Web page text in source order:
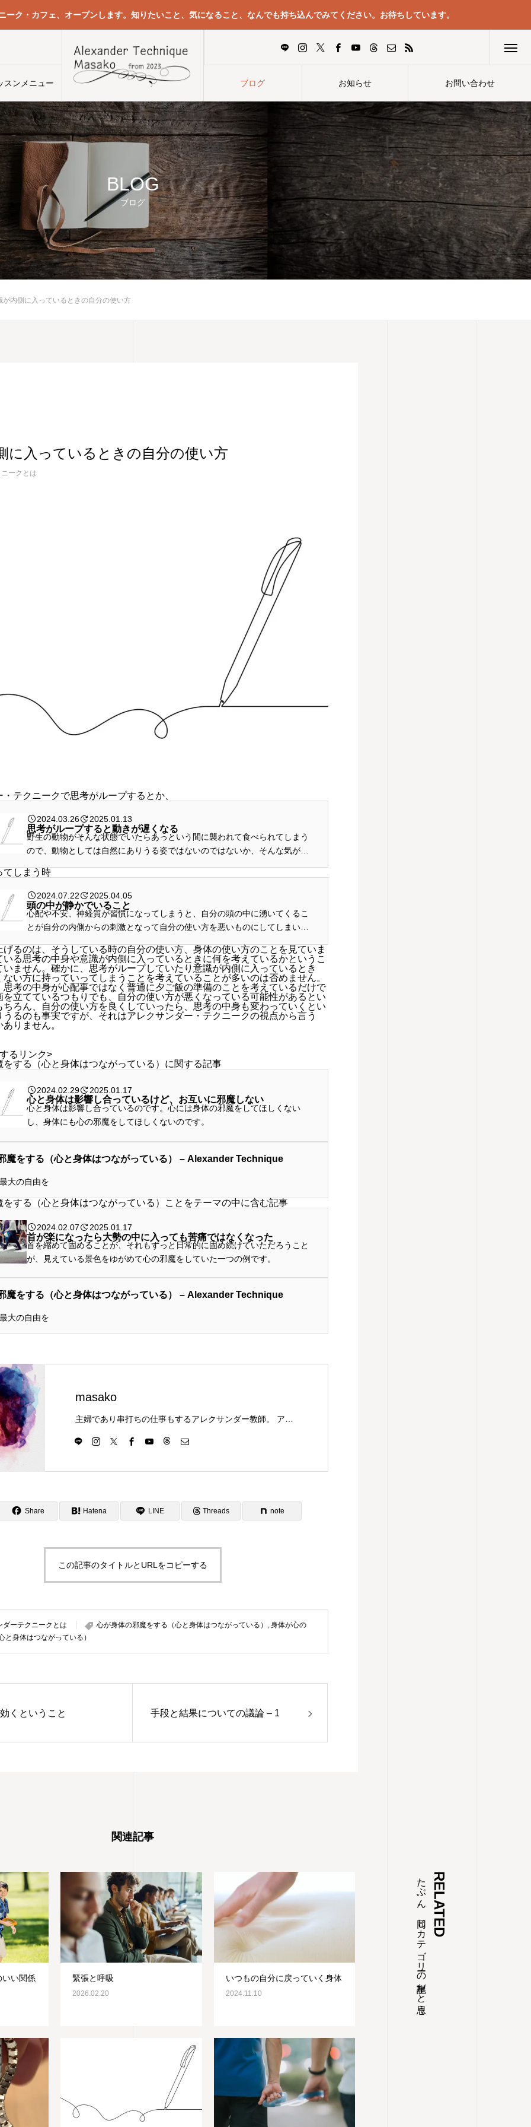
ク・カフェ、オープンします。知りたいこと、気になること、なんでも持ち込んでみてください。お待ちしています。
スンメニュー ブログ お知らせ お問い合わせ
間違った自分の使い方と正しい自分の使い方は、異なる2つの山の頂上
右に傾いているのを左に傾けることで治るとは限らないということ
BLOG
ブログ
が内側に入っているときの自分の使い方
に入っているときの自分の使い方
ークとは
テクニークで思考がループするとか、
2024.03.26 2025.01.13
思考がループすると動きが遅くなる
野生の動物がそんな状態でいたらあっという間に襲われて食べられてしまう
ので、動物としては自然にありうる姿ではないのではないか、そんな気がし
てしまう時
2024.07.22 2025.04.05
頭の中が静かでいること
心配や不安、神経質が習慣になってしまうと、自分の頭の中に湧いてくるこ
とが自分の内側からの刺激となって自分の使い方を悪いものにしてしまいま
げるのは、そうしている時の自分の使い方、身体の使い方のことを見ていま
いる思考の中身や意識が内側に入っているときに何を考えているかというこ
いません。確かに、思考がループしていたり意識が内側に入っているとき
い方に持っていってしまうことを考えていることが多いのは否めません。
思考の中身が心配事ではなく普通に夕ご飯の準備のことを考えているだけで
を立てているつもりでも、自分の使い方が悪くなっている可能性があるとい
ちろん、自分の使い方を良くしていったら、思考の中身も変わっていくとい
うるのも事実ですが、それはアレクサンダー・テクニークの視点から言う
りません。
るリンク>
をする（心と身体はつながっている）に関する記事
2024.02.29 2025.01.17
心と身体は影響し合っているけど、お互いに邪魔しない
心と身体は影響し合っているのです。心には身体の邪魔をしてほしくない
し、身体にも心の邪魔をしてほしくないのです。
魔をする（心と身体はつながっている） – Alexander Technique
大の自由を
をする（心と身体はつながっている）ことをテーマの中に含む記事
2024.02.07 2025.01.17
首が楽になったら大勢の中に入っても苦痛ではなくなった
首を縮めて固めることが、それもずっと日常的に固め続けていただろうこと
が、見えている景色をゆがめて心の邪魔をしていた一つの例です。
魔をする（心と身体はつながっている） – Alexander Technique
大の自由を
masako
Share Hatena LINE Threads note
この記事のタイトルとURLをコピーする
ダーテクニークとは 心が身体の邪魔をする（心と身体はつながっている） , 身体が心の
と身体はつながっている）
くということ 手段と結果についての議論 – 1
RELATED
たぶん、同じカテゴリーの記事だと思う
関連記事
いい関係 緊張と呼吸
2026.02.20
いつもの自分に戻っていく身体
2024.11.10